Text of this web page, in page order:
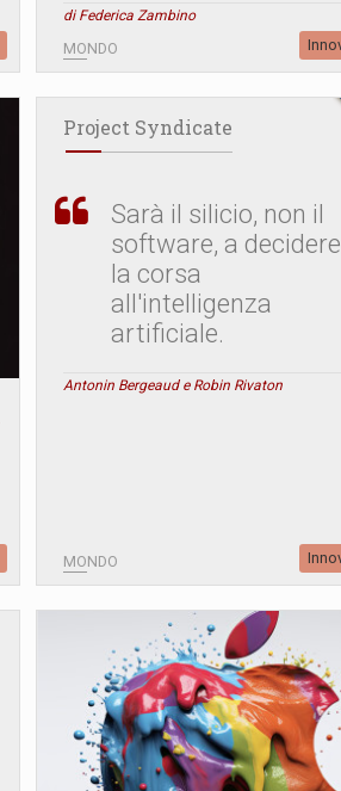
di Federica Zambino
MONDO
Project Syndicate
Sarà il silicio, non il
software, a decidere
la corsa
all'intelligenza
artificiale.
Antonin Bergeaud e Robin Rivaton
MONDO